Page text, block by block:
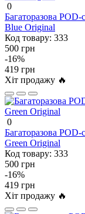
0
Багаторазова
Blue Original
Код товару: 333
500 грн
-16%
419 грн
Хіт продажу 🔥
0
Багаторазова
Green Original
Код товару: 333
500 грн
-16%
419 грн
Хіт продажу 🔥